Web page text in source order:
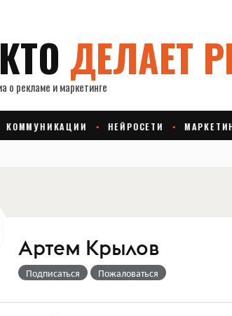
Артем Крылов
Подписаться Пожаловаться